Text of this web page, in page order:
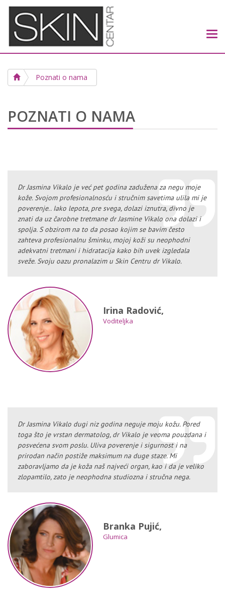
Poznati o nama
POZNATI O NAMA
Dr Jasmina Vikalo je već pet godina zadužena za negu moje
kože. Svojom profesionalnosću i stručnim savetima ulila mi je
poverenje.. Iako lepota, pre svega, dolazi iznutra, divno je
znati da uz čarobne tretmane dr Jasmine Vikalo ona dolazi i
spolja. S obzirom na to da posao kojim se bavim često
zahteva profesionalnu šminku, mojoj koži su neophodni
adekvatni tretmani i hidratacija kako bih uvek izgledala
sveže. Svoju oazu pronalazim u Skin Centru dr Vikalo.
Irina Radović,
Voditeljka
Dr Jasmina Vikalo dugi niz godina neguje moju kožu. Pored
toga što je vrstan dermatolog, dr Vikalo je veoma pouzdana i
posvećena svom poslu. Uliva poverenje i sigurnost i na
prirodan način postiže maksimum na duge staze. Mi
zaboravljamo da je koža naš najveći organ, kao i da je veliko
zlopamtilo, zato je neophodna studiozna i stručna nega.
Branka Pujić,
Glumica